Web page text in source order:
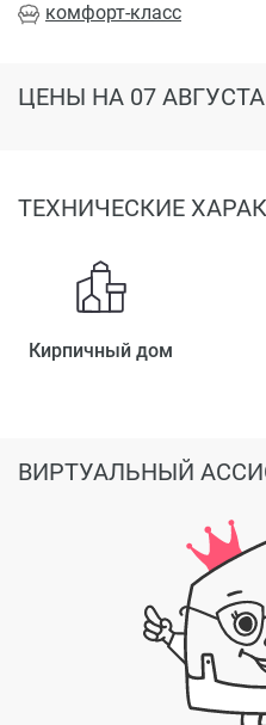
комфорт-класс
ЦЕНЫ НА 07
ТЕХНИЧЕСКИЕ
Кирпичный дом
ВИРТУАЛЬНЫЙ